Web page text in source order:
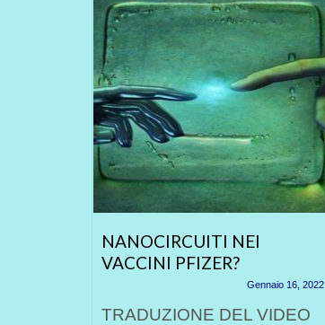
NANOCIRCUITI NEI
VACCINI PFIZER?
Gennaio 16, 2022
TRADUZIONE DEL VIDEO